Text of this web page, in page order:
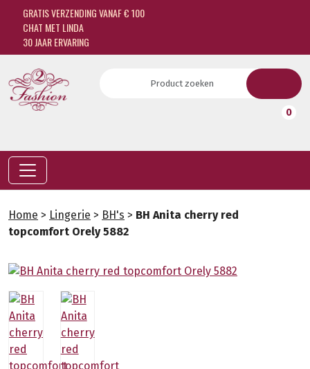
GRATIS VERZENDING VANAF € 100
CHAT MET LINDA
30 JAAR ERVARING
0
Home > Lingerie > BH's > BH Anita cherry red
topcomfort Orely 5882